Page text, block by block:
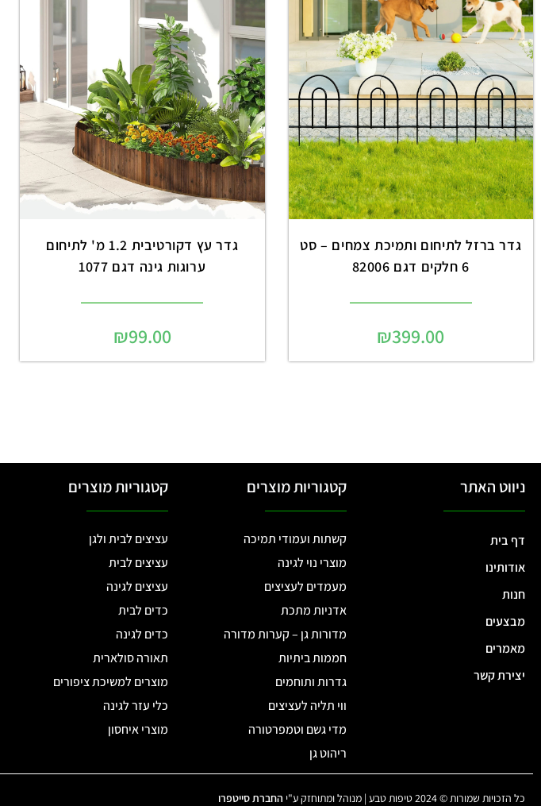
גדר ברזל לתיחום ותמיכת צמחים – סט
6 חלקים דגם 82006
₪399.00
גדר עץ דקורטיבית 1.2 מ' לתיחום
ערוגות גינה דגם 1077
₪99.00
ניווט האתר
דף בית
אודותינו
חנות
מבצעים
מאמרים
יצירת קשר
קטגוריות מוצרים
קשתות ועמודי תמיכה
מוצרי נוי לגינה
מעמדים לעציצים
אדניות מתכת
מדורות גן – קערות מדורה
חממות ביתיות
גדרות ותוחמים
ווי תליה לעציצים
מדי גשם וטמפרטורה
ריהוט גן
קטגוריות מוצרים
עציצים לבית ולגן
עציצים לבית
עציצים לגינה
כדים לבית
כדים לגינה
תאורה סולארית
מוצרים למשיכת ציפורים
כלי עזר לגינה
מוצרי איחסון
כל הזכויות שמורות © 2024 טיפות טבע | מנוהל ומתוחזק ע"י החברת סייטפרו